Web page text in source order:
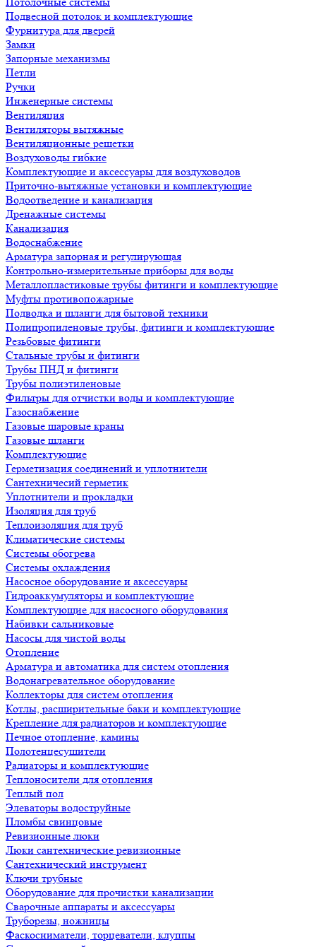
Подвесной потолок и комплектующие
Фурнитура для дверей
Замки
Запорные механизмы
Петли
Ручки
Инженерные системы
Вентиляция
Вентиляторы вытяжные
Вентиляционные решетки
Воздуховоды гибкие
Комплектующие и аксессуары для воздуховодов
Приточно-вытяжные установки и комплектующие
Водоотведение и канализация
Дренажные системы
Канализация
Водоснабжение
Арматура запорная и регулирующая
Контрольно-измерительные приборы для воды
Металлопластиковые трубы фитинги и комплектующие
Муфты противопожарные
Подводка и шланги для бытовой техники
Полипропиленовые трубы, фитинги и комплектующие
Резьбовые фитинги
Стальные трубы и фитинги
Трубы ПНД и фитинги
Трубы полиэтиленовые
Фильтры для отчистки воды и комплектующие
Газоснабжение
Газовые шаровые краны
Газовые шланги
Комплектующие
Герметизация соединений и уплотнители
Сантехничесий герметик
Уплотнители и прокладки
Изоляция для труб
Теплоизоляция для труб
Климатические системы
Системы обогрева
Системы охлаждения
Насосное оборудование и аксессуары
Гидроаккумуляторы и комплектующие
Комплектующие для насосного оборудования
Набивки сальниковые
Насосы для чистой воды
Отопление
Арматура и автоматика для систем отопления
Водонагревательное оборудование
Коллекторы для систем отопления
Котлы, расширительные баки и комплектующие
Крепление для радиаторов и комплектующие
Печное отопление, камины
Полотенцесушители
Радиаторы и комплектующие
Теплоносители для отопления
Теплый пол
Элеваторы водоструйные
Пломбы свинцовые
Ревизионные люки
Люки сантехнические ревизионные
Сантехнический инструмент
Ключи трубные
Оборудование для прочистки канализации
Сварочные аппараты и аксессуары
Труборезы, ножницы
Фаскосниматели, торцеватели, клуппы